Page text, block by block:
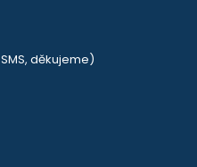
děkujeme)